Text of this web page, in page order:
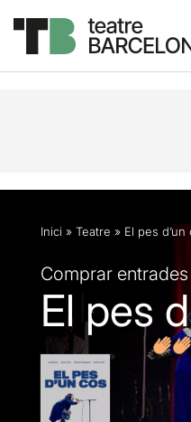
Descripció Fitxa
Inici » Teatre » El pes d’un
Comprar
El pes